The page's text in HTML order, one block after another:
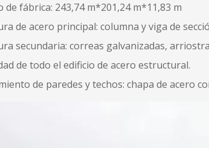
de fábrica: 243,74 m*201,24 m*11,83 m
de acero principal: columna y viga de
secundaria: correas galvanizadas,
de todo el edificio de acero estructural.
de paredes y techos: chapa de acero